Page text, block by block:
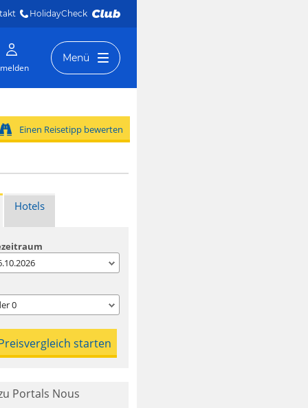
HolidayCheck
Menü
Einen Reisetipp bewerten
Hotels
0
Portals Nous